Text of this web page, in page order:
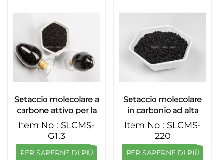
Setaccio molecolare a
carbone attivo per la
purificazione
dell'azoto con
tecnologia PSA
Item No : SLCMS-
G1.3
PER SAPERNE DI PIÙ
Setaccio molecolare
in carbonio ad alta
purezza SHANLI
CMS220 CMS240
CMS260 CMS280 per
azoto
Item No : SLCMS-
220
PER SAPERNE DI PIÙ